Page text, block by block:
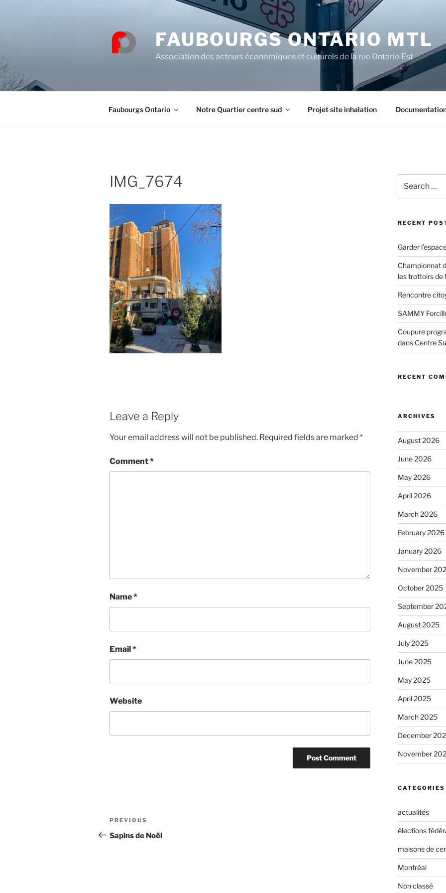
FAUBOURGS ONTARIO MTL
Association des acteurs économiques et culturels de la rue Ontario Est
Faubourgs Ontario Notre Quartier centre sud Projet site inhalation
IMG_7674
Leave a Reply
Your email address will not be published. Required fields are marked *
Comment*
Name*
Email*
Website
Post
navigation
Previous
Post
PREVIOUS
Sapins de Noël
for:
RECENT
Garder
Championnat
les trottoirs de
Rencontre
SAMMY
Coupure
dans Centre
RECENT
ARCHIVES
August 2026
June 2026
May 2026
April 2026
March 2026
February 2026
January 2026
November
October 2025
September
August 2025
July 2025
June 2025
May 2025
April 2025
March 2025
December
November
CATEGORIES
actualités
élections
maisons de
Montréal
Non classé